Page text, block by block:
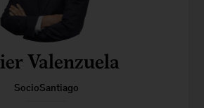
Valenzuela
SocioSantiago